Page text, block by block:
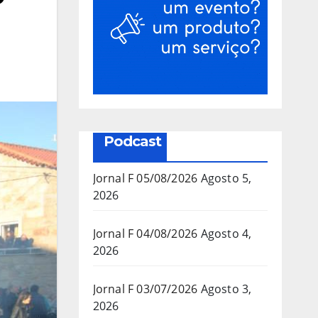
Podcast
Jornal F 05/08/2026 Agosto 5,
2026
Jornal F 04/08/2026 Agosto 4,
2026
Jornal F 03/07/2026 Agosto 3,
2026